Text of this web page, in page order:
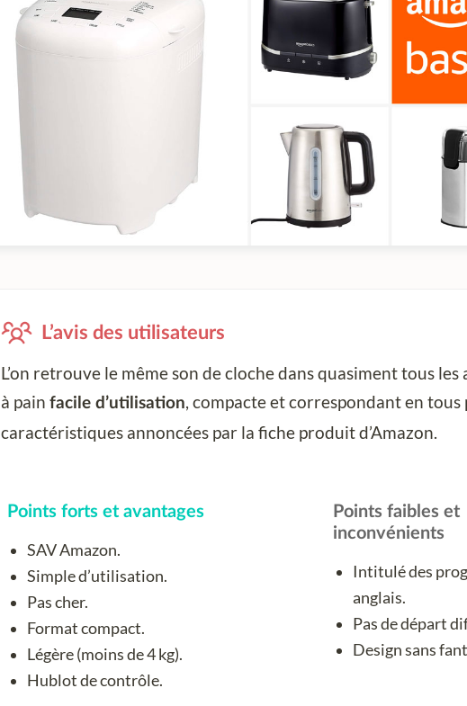
L’avis des utilisateurs
L’on retrouve le même son de cloche dans quasiment tous
à pain facile d’utilisation, compacte et correspondant en tous
caractéristiques annoncées par la fiche produit d’Amazon.
Points forts et avantages
SAV Amazon.
Simple d’utilisation.
Pas cher.
Format compact.
Légère (moins de 4 kg).
Hublot de contrôle.
Points faibles et
inconvénients
Intitulé des
anglais.
Pas de départ
Design sans